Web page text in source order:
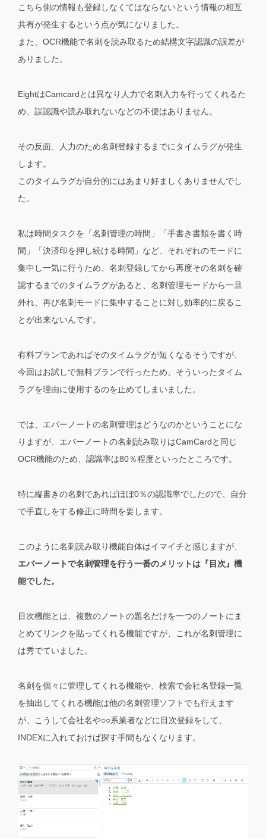
こちら側の情報も登録しなくてはならないという情報の相互
共有が発生するという点が気になりました。
また、OCR機能で名刺を読み取るため結構文字認識の誤差が
ありました。
EightはCamcardとは異なり人力で名刺入力を行ってくれるた
め、誤認識や読み取れないなどの不便はありません。
その反面、人力のため名刺登録するまでにタイムラグが発生
します。
このタイムラグが自分的にはあまり好ましくありませんでし
た。
私は時間タスクを「名刺管理の時間」「手書き書類を書く時
間」「決済印を押し続ける時間」など、それぞれのモードに
集中し一気に行うため、名刺登録してから再度その名刺を確
認するまでのタイムラグがあると、名刺管理モードから一旦
外れ、再び名刺モードに集中することに対し効率的に戻るこ
とが出来ないんです。
有料プランであればそのタイムラグが短くなるそうですが、
今回はお試しで無料プランで行ったため、そういったタイム
ラグを理由に使用するのを止めてしまいました。
では、エバーノートの名刺管理はどうなのかということにな
りますが、エバーノートの名刺読み取りはCamCardと同じ
OCR機能のため、認識率は80％程度といったところです。
特に縦書きの名刺であればほぼ0％の認識率でしたので、自分
で手直しをする修正に時間を要します。
このように名刺読み取り機能自体はイマイチと感じますが、
エバーノートで名刺管理を行う一番のメリットは『目次』機
能でした。
目次機能とは、複数のノートの題名だけを一つのノートにま
とめてリンクを貼ってくれる機能ですが、これが名刺管理に
は秀でていました。
名刺を個々に管理してくれる機能や、検索で会社名登録一覧
を抽出してくれる機能は他の名刺管理ソフトでも行えます
が、こうして会社名や○○系業者などに目次登録をして、
INDEXに入れておけば探す手間もなくなります。